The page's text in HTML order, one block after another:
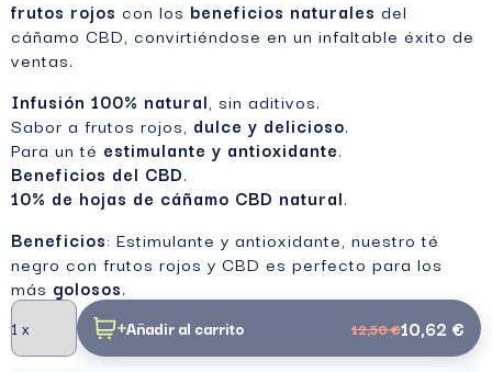
frutos rojos con los beneficios naturales del
cáñamo CBD, convirtiéndose en un infaltable éxito de
ventas.
Infusión 100% natural, sin aditivos.
Sabor a frutos rojos, dulce y delicioso.
Para un té estimulante y antioxidante.
Beneficios del CBD.
10% de hojas de cáñamo CBD natural.
Beneficios: Estimulante y antioxidante, nuestro té
negro con frutos rojos y CBD es perfecto para los
más golosos.
Añadir al carrito 12,50 €10,62 €